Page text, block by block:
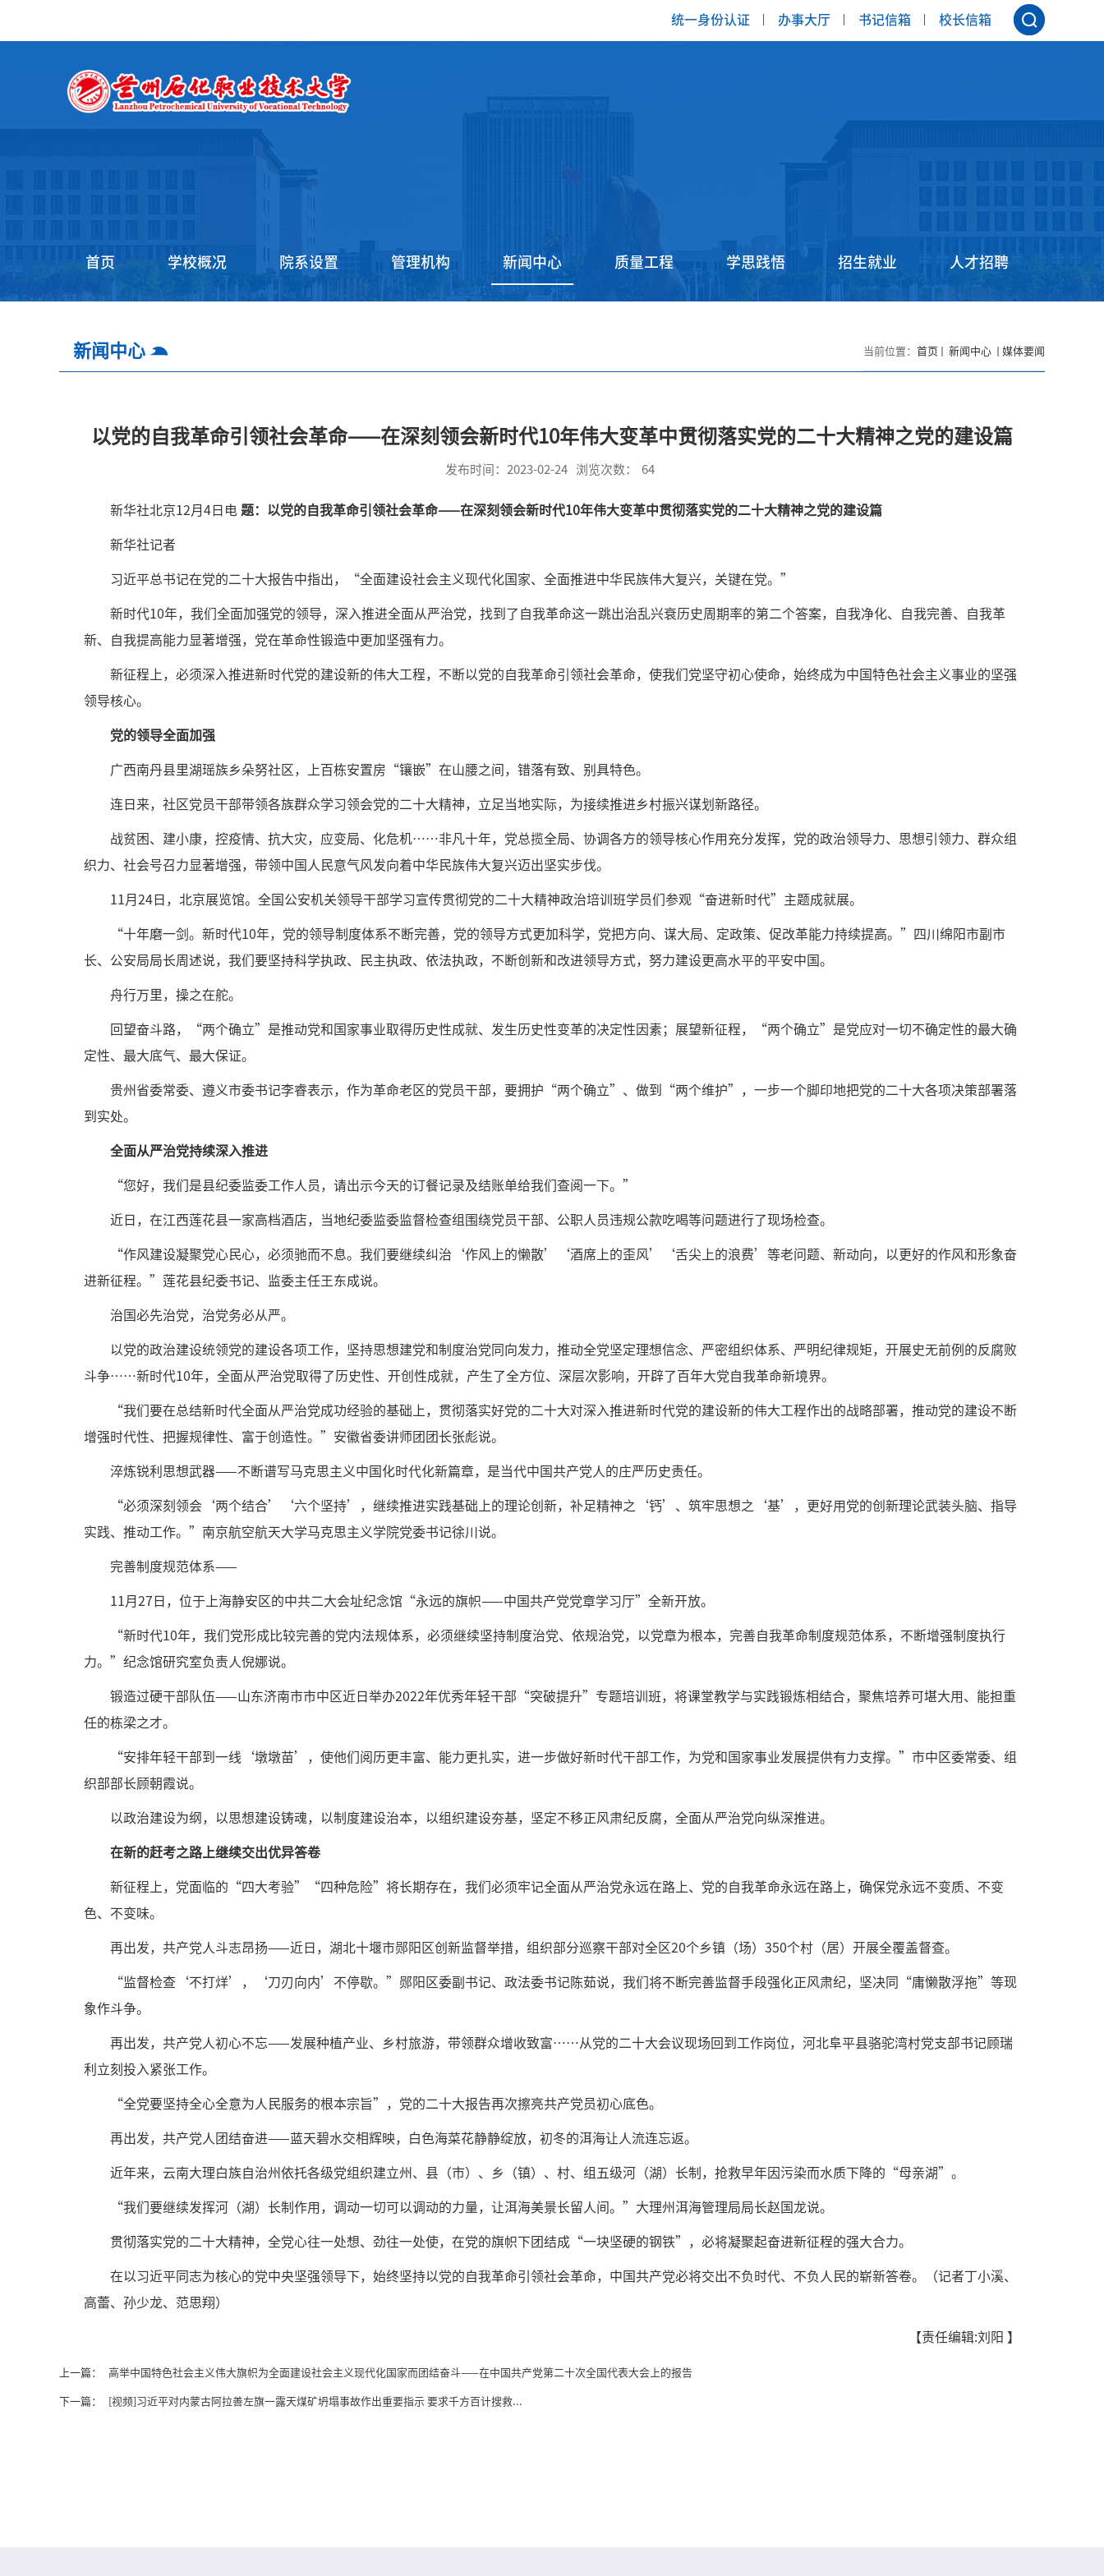
统一身份认证 办事大厅 书记信箱 校长信箱
首页 学校概况 院系设置 管理机构 新闻中心 质量工程 学思践悟 招生就业 人才招聘
新闻中心 当前位置： 首页 新闻中心 媒体要闻
以党的自我革命引领社会革命——在深刻领会新时代10年伟大变革中贯彻落实党的二十大精神之党的建设篇
发布时间：2023-02-24 浏览次数： 64
新华社北京12月4日电 题：以党的自我革命引领社会革命——在深刻领会新时代10年伟大变革中贯彻落实党的二十大精神之党的建设篇
新华社记者
习近平总书记在党的二十大报告中指出，“全面建设社会主义现代化国家、全面推进中华民族伟大复兴，关键在党。”
新时代10年，我们全面加强党的领导，深入推进全面从严治党，找到了自我革命这一跳出治乱兴衰历史周期率的第二个答案，自我净化、自我完善、自我革
新、自我提高能力显著增强，党在革命性锻造中更加坚强有力。
新征程上，必须深入推进新时代党的建设新的伟大工程，不断以党的自我革命引领社会革命，使我们党坚守初心使命，始终成为中国特色社会主义事业的坚强
领导核心。
党的领导全面加强
广西南丹县里湖瑶族乡朵努社区，上百栋安置房“镶嵌”在山腰之间，错落有致、别具特色。
连日来，社区党员干部带领各族群众学习领会党的二十大精神，立足当地实际，为接续推进乡村振兴谋划新路径。
战贫困、建小康，控疫情、抗大灾，应变局、化危机……非凡十年，党总揽全局、协调各方的领导核心作用充分发挥，党的政治领导力、思想引领力、群众组
织力、社会号召力显著增强，带领中国人民意气风发向着中华民族伟大复兴迈出坚实步伐。
11月24日，北京展览馆。全国公安机关领导干部学习宣传贯彻党的二十大精神政治培训班学员们参观“奋进新时代”主题成就展。
“十年磨一剑。新时代10年，党的领导制度体系不断完善，党的领导方式更加科学，党把方向、谋大局、定政策、促改革能力持续提高。”四川绵阳市副市
长、公安局局长周述说，我们要坚持科学执政、民主执政、依法执政，不断创新和改进领导方式，努力建设更高水平的平安中国。
舟行万里，操之在舵。
回望奋斗路，“两个确立”是推动党和国家事业取得历史性成就、发生历史性变革的决定性因素；展望新征程，“两个确立”是党应对一切不确定性的最大确
定性、最大底气、最大保证。
贵州省委常委、遵义市委书记李睿表示，作为革命老区的党员干部，要拥护“两个确立”、做到“两个维护”，一步一个脚印地把党的二十大各项决策部署落
到实处。
全面从严治党持续深入推进
“您好，我们是县纪委监委工作人员，请出示今天的订餐记录及结账单给我们查阅一下。”
近日，在江西莲花县一家高档酒店，当地纪委监委监督检查组围绕党员干部、公职人员违规公款吃喝等问题进行了现场检查。
“作风建设凝聚党心民心，必须驰而不息。我们要继续纠治‘作风上的懒散’‘酒席上的歪风’‘舌尖上的浪费’等老问题、新动向，以更好的作风和形象奋
进新征程。”莲花县纪委书记、监委主任王东成说。
治国必先治党，治党务必从严。
以党的政治建设统领党的建设各项工作，坚持思想建党和制度治党同向发力，推动全党坚定理想信念、严密组织体系、严明纪律规矩，开展史无前例的反腐败
斗争……新时代10年，全面从严治党取得了历史性、开创性成就，产生了全方位、深层次影响，开辟了百年大党自我革命新境界。
“我们要在总结新时代全面从严治党成功经验的基础上，贯彻落实好党的二十大对深入推进新时代党的建设新的伟大工程作出的战略部署，推动党的建设不断
增强时代性、把握规律性、富于创造性。”安徽省委讲师团团长张彪说。
淬炼锐利思想武器——不断谱写马克思主义中国化时代化新篇章，是当代中国共产党人的庄严历史责任。
“必须深刻领会‘两个结合’‘六个坚持’，继续推进实践基础上的理论创新，补足精神之‘钙’、筑牢思想之‘基’，更好用党的创新理论武装头脑、指导
实践、推动工作。”南京航空航天大学马克思主义学院党委书记徐川说。
完善制度规范体系——
11月27日，位于上海静安区的中共二大会址纪念馆“永远的旗帜——中国共产党党章学习厅”全新开放。
“新时代10年，我们党形成比较完善的党内法规体系，必须继续坚持制度治党、依规治党，以党章为根本，完善自我革命制度规范体系，不断增强制度执行
力。”纪念馆研究室负责人倪娜说。
锻造过硬干部队伍——山东济南市市中区近日举办2022年优秀年轻干部“突破提升”专题培训班，将课堂教学与实践锻炼相结合，聚焦培养可堪大用、能担重
任的栋梁之才。
“安排年轻干部到一线‘墩墩苗’，使他们阅历更丰富、能力更扎实，进一步做好新时代干部工作，为党和国家事业发展提供有力支撑。”市中区委常委、组
织部部长顾朝霞说。
以政治建设为纲，以思想建设铸魂，以制度建设治本，以组织建设夯基，坚定不移正风肃纪反腐，全面从严治党向纵深推进。
在新的赶考之路上继续交出优异答卷
新征程上，党面临的“四大考验”“四种危险”将长期存在，我们必须牢记全面从严治党永远在路上、党的自我革命永远在路上，确保党永远不变质、不变
色、不变味。
再出发，共产党人斗志昂扬——近日，湖北十堰市郧阳区创新监督举措，组织部分巡察干部对全区20个乡镇（场）350个村（居）开展全覆盖督查。
“监督检查‘不打烊’，‘刀刃向内’不停歇。”郧阳区委副书记、政法委书记陈茹说，我们将不断完善监督手段强化正风肃纪，坚决同“庸懒散浮拖”等现
象作斗争。
再出发，共产党人初心不忘——发展种植产业、乡村旅游，带领群众增收致富……从党的二十大会议现场回到工作岗位，河北阜平县骆驼湾村党支部书记顾瑞
利立刻投入紧张工作。
“全党要坚持全心全意为人民服务的根本宗旨”，党的二十大报告再次擦亮共产党员初心底色。
再出发，共产党人团结奋进——蓝天碧水交相辉映，白色海菜花静静绽放，初冬的洱海让人流连忘返。
近年来，云南大理白族自治州依托各级党组织建立州、县（市）、乡（镇）、村、组五级河（湖）长制，抢救早年因污染而水质下降的“母亲湖”。
“我们要继续发挥河（湖）长制作用，调动一切可以调动的力量，让洱海美景长留人间。”大理州洱海管理局局长赵国龙说。
贯彻落实党的二十大精神，全党心往一处想、劲往一处使，在党的旗帜下团结成“一块坚硬的钢铁”，必将凝聚起奋进新征程的强大合力。
在以习近平同志为核心的党中央坚强领导下，始终坚持以党的自我革命引领社会革命，中国共产党必将交出不负时代、不负人民的崭新答卷。（记者丁小溪、
高蕾、孙少龙、范思翔）
【责任编辑:刘阳 】
上一篇： 高举中国特色社会主义伟大旗帜为全面建设社会主义现代化国家而团结奋斗——在中国共产党第二十次全国代表大会上的报告
下一篇： [视频]习近平对内蒙古阿拉善左旗一露天煤矿坍塌事故作出重要指示 要求千方百计搜救...